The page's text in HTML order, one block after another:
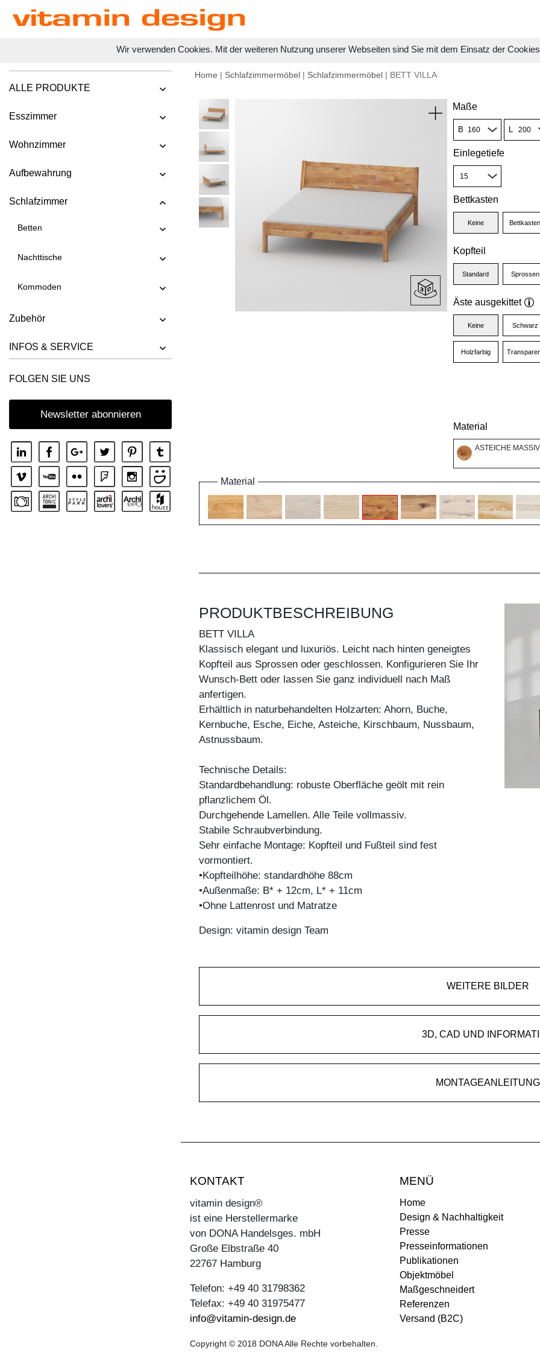
Wir verwenden Cookies. Mit der weiteren Nutzung unserer Webseiten sind Sie mit dem Einsatz der
ALLE PRODUKTE
Esszimmer
Wohnzimmer
Aufbewahrung
Schlafzimmer
Betten
Nachttische
Kommoden
Zubehör
INFOS & SERVICE
FOLGEN SIE UNS
Newsletter abonnieren
Home | Schlafzimmermöbel | Schlafzimmermöbel | BETT VILLA
Maße
B L
Einlegetiefe
Bettkasten
Keine
Kopfteil
Standard Sprossen
Äste ausgekittet
Keine Schwarz
Holzfarbig
Material
ASTEICHE
Material
PRODUKTBESCHREIBUNG
BETT VILLA
Klassisch elegant und luxuriös. Leicht nach hinten geneigtes
Kopfteil aus Sprossen oder geschlossen. Konfigurieren Sie Ihr
Wunsch-Bett oder lassen Sie ganz individuell nach Maß
anfertigen.
Erhältlich in naturbehandelten Holzarten: Ahorn, Buche,
Kernbuche, Esche, Eiche, Asteiche, Kirschbaum, Nussbaum,
Astnussbaum.
Technische Details:
Standardbehandlung: robuste Oberfläche geölt mit rein
pflanzlichem Öl.
Durchgehende Lamellen. Alle Teile vollmassiv.
Stabile Schraubverbindung.
Sehr einfache Montage: Kopfteil und Fußteil sind fest
vormontiert.
•Kopfteilhöhe: standardhöhe 88cm
•Außenmaße: B* + 12cm, L* + 11cm
•Ohne Lattenrost und Matratze
Design: vitamin design Team
WEITERE BILDER
3D, CAD UND
MONTAGEANLEITUNG
KONTAKT
vitamin design®
ist eine Herstellermarke
von DONA Handelsges. mbH
Große Elbstraße 40
22767 Hamburg
Telefon: +49 40 31798362
Telefax: +49 40 31975477
info@vitamin-design.de
MENÜ
Home
Design & Nachhaltigkeit
Presse
Presseinformationen
Publikationen
Objektmöbel
Maßgeschneidert
Referenzen
Versand (B2C)
Copyright © 2018 DONA Alle Rechte vorbehalten.